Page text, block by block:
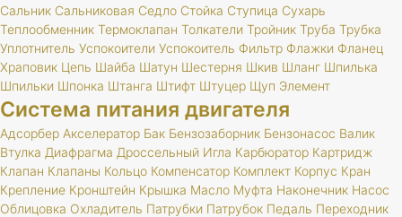
Сальник Сальниковая Седло Стойка Ступица Сухарь
Теплообменник Термоклапан Толкатели Тройник Труба Трубка
Уплотнитель Успокоители Успокоитель Фильтр Флажки Фланец
Храповик Цепь Шайба Шатун Шестерня Шкив Шланг Шпилька
Шпильки Шпонка Штанга Штифт Штуцер Щуп Элемент
Система питания двигателя
Адсорбер Акселератор Бак Бензозаборник Бензонасос Валик
Втулка Диафрагма Дроссельный Игла Карбюратор Картридж
Клапан Клапаны Кольцо Компенсатор Комплект Корпус Кран
Крепление Кронштейн Крышка Масло Муфта Наконечник Насос
Облицовка Охладитель Патрубки Патрубок Педаль Переходник